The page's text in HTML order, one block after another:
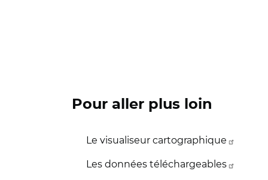
Pour aller plus loin
Le visualiseur cartographique
Les données téléchargeables